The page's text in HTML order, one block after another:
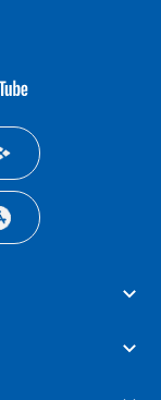
youtube-